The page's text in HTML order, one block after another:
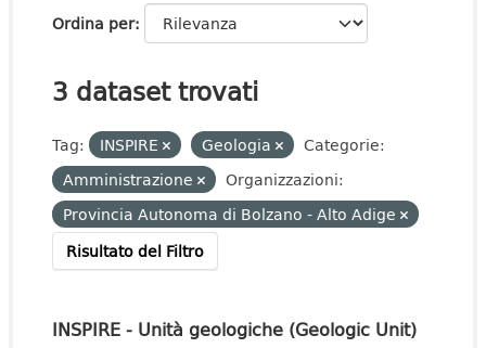
Ordina per
3 dataset trovati
Tag: INSPIRE Geologia
Categorie:
Amministrazione
Organizzazioni:
Provincia Autonoma di Bolzano - Alto Adige
Risultato del Filtro
INSPIRE - Unità geologiche (Geologic Unit)